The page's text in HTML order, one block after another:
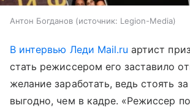
Антон Богданов источник: Legion-Media
В интервью Леди Mail.ru артист
стать режиссером его заставило
желание заработать, ведь стоять
выгодно, чем в кадре. «Режиссер